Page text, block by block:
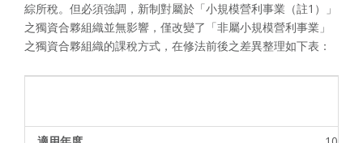
綜所稅。但必須強調，新制對屬於「小規模營利事業（註1）」
之獨資合夥組織並無影響，僅改變了「非屬小規模營利事業」
之獨資合夥組織的課稅方式，在修法前後之差異整理如下表：